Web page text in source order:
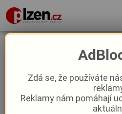
Zastupitelé
v širším centru
popelnic
Aktuálně Z Plzně
Zdá se, že používáte
Reklamy nám pomáhají